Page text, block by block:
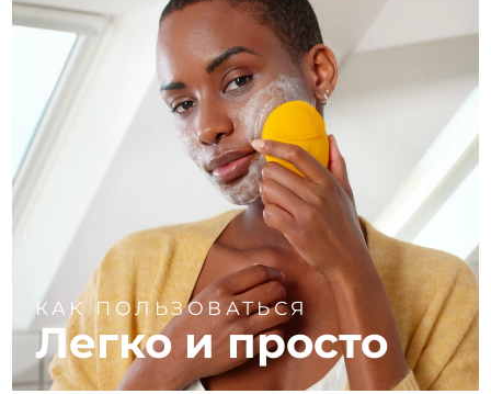
КАК ПОЛЬЗОВАТЬСЯ
Легко и просто